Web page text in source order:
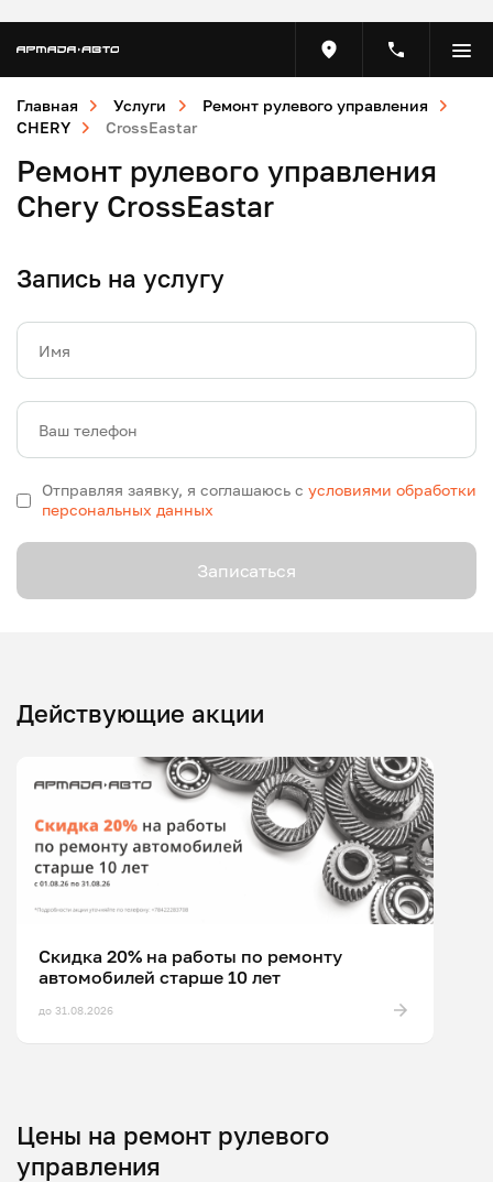
Главная Услуги
Ремонт рулевого управления
CHERY
CrossEastar
Ремонт рулевого управления
Chery CrossEastar
Запись на услугу
Имя
Ваш телефон
Отправляя заявку, я соглашаюсь с условиями обработки
персональных данных
Записаться
Действующие акции
Скидка 20% на работы по ремонту
автомобилей старше 10 лет
до 31.08.2026
Цены на ремонт рулевого
управления